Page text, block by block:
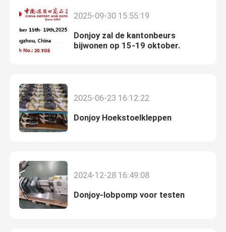
2025-09-30 15:55:19
Donjoy zal de kantonbeurs
bijwonen op 15-19 oktober.
2025-06-23 16:12:22
Donjoy Hoekstoelkleppen
2024-12-28 16:49:08
Donjoy-lobpomp voor testen